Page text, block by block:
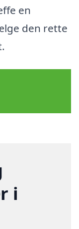
en
den rette
i